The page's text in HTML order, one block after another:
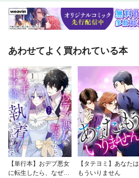
あわせてよく買われている本
【単行本】おデブ悪女
に転生したら、なぜか
【タテヨミ】あなたは
もういりません